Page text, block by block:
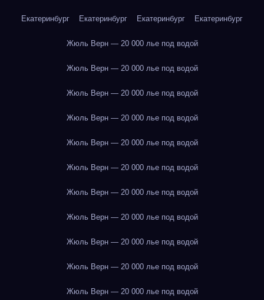
Екатеринбург Екатеринбург Екатеринбург Екатеринбург
Жюль Верн — 20 000 лье под водой
Жюль Верн — 20 000 лье под водой
Жюль Верн — 20 000 лье под водой
Жюль Верн — 20 000 лье под водой
Жюль Верн — 20 000 лье под водой
Жюль Верн — 20 000 лье под водой
Жюль Верн — 20 000 лье под водой
Жюль Верн — 20 000 лье под водой
Жюль Верн — 20 000 лье под водой
Жюль Верн — 20 000 лье под водой
Жюль Верн — 20 000 лье под водой